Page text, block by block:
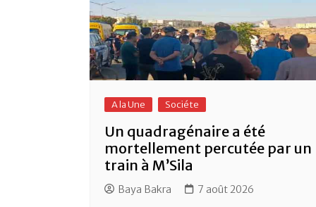
A la Une Sociéte
Un quadragénaire a été
mortellement percutée par un
train à M’Sila
Baya Bakra 7 août 2026